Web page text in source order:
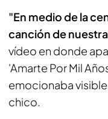
"En medio de la
canción de
vídeo en donde
'Amarte Por Mil
emocionaba
chico.